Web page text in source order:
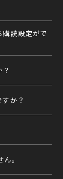
読設定がで
か？
。